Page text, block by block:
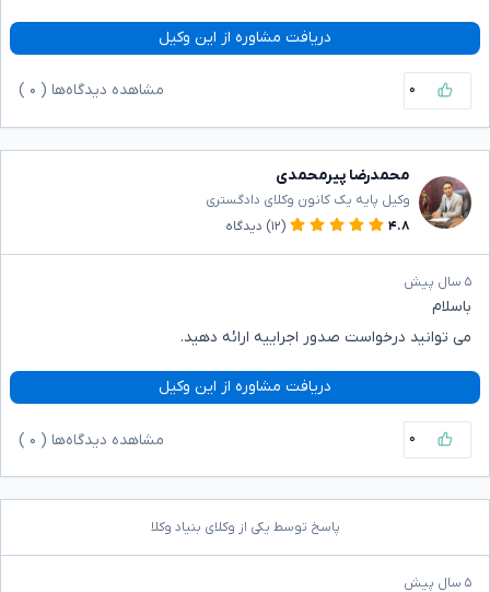
دریافت مشاوره از این وکیل
۰ مشاهده دیدگاه‌ها ( ۰
محمدرضا پیرمحمدی
وکیل پایه یک کانون وکلای دادگستری
۴.۸
(۱۲) دیدگاه
۵ سال پیش
باسلام
می توانید درخواست صدور اجراییه ارائه دهید.
دریافت مشاوره از این وکیل
۰ مشاهده دیدگاه‌ها ( ۰
پاسخ توسط یکی از وکلای بنیاد وکلا
۵ سال پیش